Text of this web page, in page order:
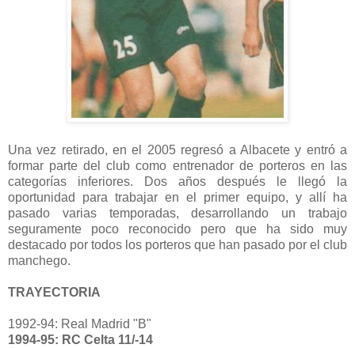
Una vez retirado, en el 2005 regresó a Albacete y entró a
formar parte del club como entrenador de porteros en las
categorías inferiores. Dos años después le llegó la
oportunidad para trabajar en el primer equipo, y allí ha
pasado varias temporadas, desarrollando un trabajo
seguramente poco reconocido pero que ha sido muy
destacado por todos los porteros que han pasado por el club
manchego.
TRAYECTORIA
1992-94: Real Madrid "B"
1994-95: RC Celta 11/-14